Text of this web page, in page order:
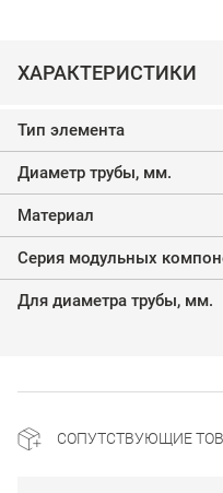
ХАРАКТЕРИСТИКИ
Тип элемента
Диаметр трубы, мм.
Материал
Серия модульных
Для диаметра трубы, мм.
СОПУТСТВУЮЩИЕ